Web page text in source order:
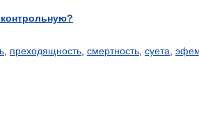
преходящность смертность суета